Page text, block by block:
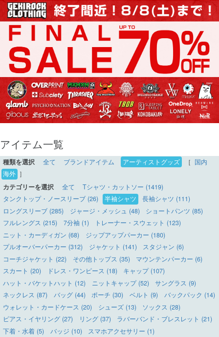
アイテム一覧
種類を選択 全て ブランドアイテム アーティストグッズ ［ 国内
海外 ］
カテゴリーを選択
全て
Tシャツ・カットソー (1419)
タンクトップ・ノースリーブ (26)
半袖シャツ
長袖シャツ (111)
ロングスリーブ (285)
ジャージ・メッシュ (48)
ショートパンツ (85)
フルレングス (215)
7分袖 (1)
トレーナー・スウェット (123)
ニット・カーディガン (68)
ジップアップパーカー (180)
プルオーバーパーカー (312)
ジャケット (141)
スタジャン (6)
コーチジャケット (22)
その他トップス (35)
マウンテンパーカー (6)
スカート (20)
ドレス・ワンピース (18)
キャップ (107)
ハット・バケットハット (12)
ニットキャップ (52)
サングラス (9)
ネックレス (87)
バッグ (44) ポーチ (30) ベルト (9)
バックパック (14)
ウォレット・カードケース (20)
シューズ (13)
ソックス (28)
ピアス・イヤリング (27)
リング (37)
ラバーバンド・ブレスレット (21)
下着・水着 (5)
バッジ (10)
スマホアクセサリー (1)